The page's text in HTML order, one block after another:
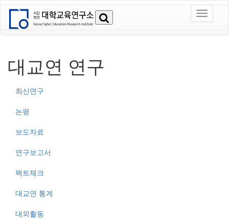
대교연 연구
최신연구
논평
보도자료
연구보고서
팩트체크
대교연 통계
대외활동